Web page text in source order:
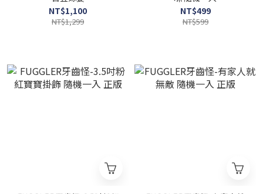
NT$1,100
NT$1,299
NT$499
NT$599